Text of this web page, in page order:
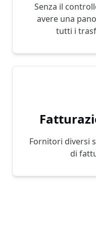
Senza il
avere una
tutti i
Fornitori diversi
di